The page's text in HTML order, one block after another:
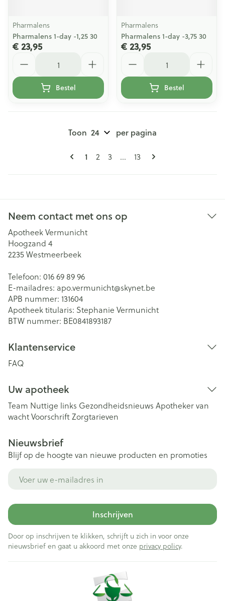
Pharmalens
Pharmalens 1-day -1,25 30
€ 23,95
Bestel
Pharmalens
Pharmalens 1-day -3,75 30
€ 23,95
Bestel
Pagina's
U lees momenteel pagina
1 Pagina
2 Pagina
3 ... Pagina
13
Toon per pagina
Neem contact met ons op
Apotheek Vermunicht
Hoogzand 4
2235Westmeerbeek
Telefoon: 016 69 89 96
E-mailadres: apo.vermunicht@skynet.be
APB nummer: 131604
Apotheek titularis: Stephanie Vermunicht
BTW nummer: BE0841893187
Klantenservice
FAQ
Uw apotheek
Team Nuttige links Gezondheidsnieuws Apotheker van
wachtVoorschriftZorgtarieven
Nieuwsbrief
Blijf op de hoogte van nieuwe producten en promoties
Inschrijven
Door op inschrijven te klikken, schrijft u zich in voor onze
nieuwsbrief en gaat u akkoord met onze privacy policy.